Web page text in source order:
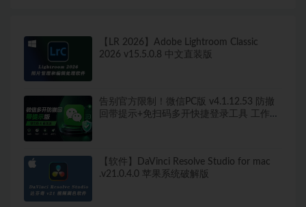
【LR 2026】Adobe Lightroom Classic
2026 v15.5.0.8 中文直装版
告别官方限制！微信PC版 v4.1.12.53 防撤
回带提示+免扫码多开快捷登录工具 工作生
【软件】DaVinci Resolve Studio for mac
.v21.0.4.0 苹果系统破解版